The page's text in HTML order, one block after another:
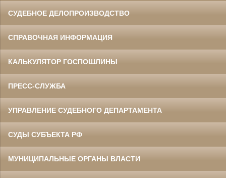
СУДЕБНОЕ ДЕЛОПРОИЗВОДСТВО
СПРАВОЧНАЯ ИНФОРМАЦИЯ
КАЛЬКУЛЯТОР ГОСПОШЛИНЫ
ПРЕСС-СЛУЖБА
УПРАВЛЕНИЕ СУДЕБНОГО ДЕПАРТАМЕНТА
СУДЫ СУБЪЕКТА РФ
МУНИЦИПАЛЬНЫЕ ОРГАНЫ ВЛАСТИ